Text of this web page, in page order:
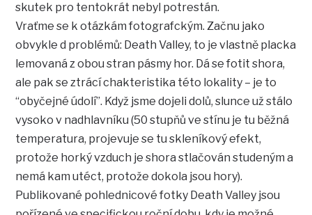
skutek pro tentokrát nebyl potrestán.
Vraťme se k otázkám fotografckým. Začnu jako
obvykle d problémů: Death Valley, to je vlastně placka
lemovaná z obou stran pásmy hor. Dá se fotit shora,
ale pak se ztrácí chakteristika této lokality – je to
“obyčejné údolí”. Když jsme dojeli dolů, slunce už stálo
vysoko v nadhlavníku (50 stupňů ve stínu je tu běžná
temperatura, projevuje se tu skleníkový efekt,
protože horký vzduch je shora stlačován studeným a
nemá kam utéct, protože dokola jsou hory).
Publikované pohlednicové fotky Death Valley jsou